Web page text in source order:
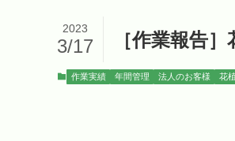
［作業報告
2023
3/17
作業実績 年間管理 法人のお客様 花